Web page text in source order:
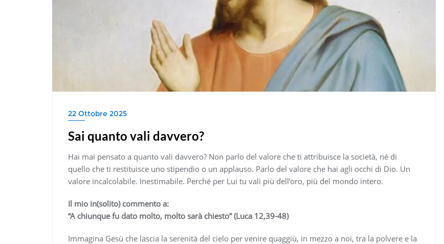
22 Ottobre 2025
Sai quanto vali davvero?
Hai mai pensato a quanto vali davvero? Non parlo del valore che ti attribuisce la società, né di
quello che ti restituisce uno stipendio o un applauso. Parlo del valore che hai agli occhi di Dio. Un
valore incalcolabile. Inestimabile. Perché per Lui tu vali più dell’oro, più del mondo intero.
Il mio in(solito) commento a:
“A chiunque fu dato molto, molto sarà chiesto” (Luca 12,39-48)
Immagina Gesù che lascia la serenità del cielo per venire quaggiù, in mezzo a noi, tra la polvere e la